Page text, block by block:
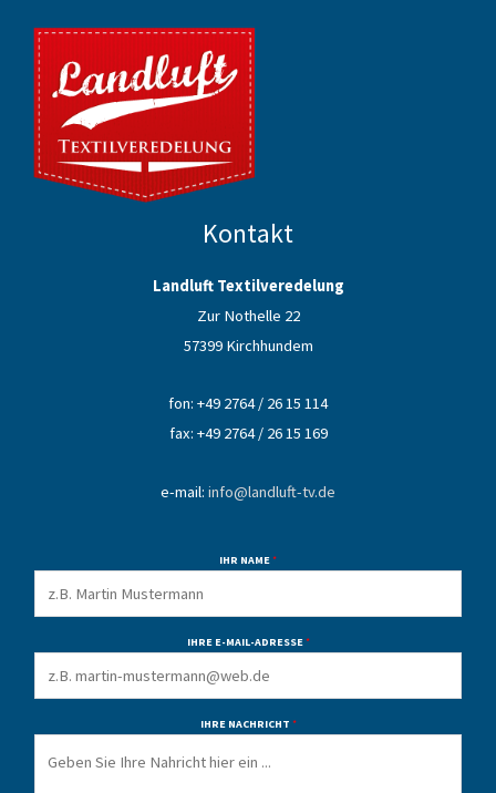
Kontakt
Landluft Textilveredelung
Zur Nothelle 22
57399 Kirchhundem
fon: +49 2764 / 26 15 114
fax: +49 2764 / 26 15 169
e-mail: info@landluft-tv.de
IHR NAME*
IHRE E-MAIL-ADRESSE*
IHRE NACHRICHT *